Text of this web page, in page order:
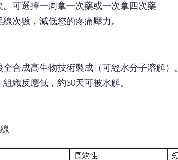
可選擇一周拿一次藥或一次拿四次藥
次數，減低您的疼痛壓力。
合成高生物技術製成（可經水分子溶解）。
織反應低，約30天可被水解。